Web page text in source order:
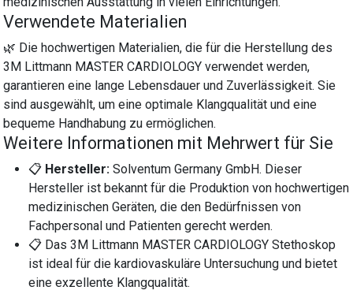
Verwendete Materialien
🌿 Die hochwertigen Materialien, die für die Herstellung des
3M Littmann MASTER CARDIOLOGY verwendet werden,
garantieren eine lange Lebensdauer und Zuverlässigkeit. Sie
sind ausgewählt, um eine optimale Klangqualität und eine
bequeme Handhabung zu ermöglichen.
Weitere Informationen mit Mehrwert für Sie
📋 Hersteller: Solventum Germany GmbH. Dieser
Hersteller ist bekannt für die Produktion von hochwertigen
medizinischen Geräten, die den Bedürfnissen von
Fachpersonal und Patienten gerecht werden.
📋 Das 3M Littmann MASTER CARDIOLOGY Stethoskop
ist ideal für die kardiovaskuläre Untersuchung und bietet
eine exzellente Klangqualität.